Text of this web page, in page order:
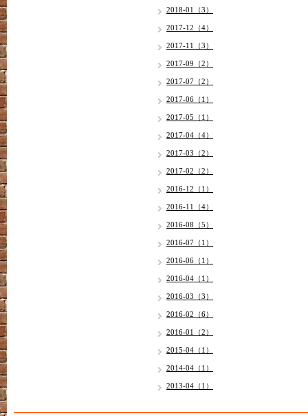
2018-01（3）
2017-12（4）
2017-11（3）
2017-09（2）
2017-07（2）
2017-06（1）
2017-05（1）
2017-04（4）
2017-03（2）
2017-02（2）
2016-12（1）
2016-11（4）
2016-08（5）
2016-07（1）
2016-06（1）
2016-04（1）
2016-03（3）
2016-02（6）
2016-01（2）
2015-04（1）
2014-04（1）
2013-04（1）